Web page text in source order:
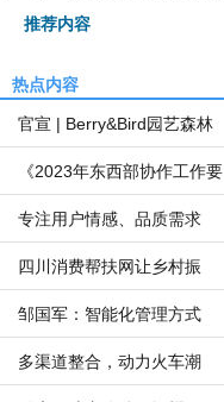
推荐内容
热点内容
官宣 | Berry&Bird园艺森林
《2023年东西部协作工作要
专注用户情感、品质需求
四川消费帮扶网让乡村振
邹国军：智能化管理方式
多渠道整合，动力火车潮